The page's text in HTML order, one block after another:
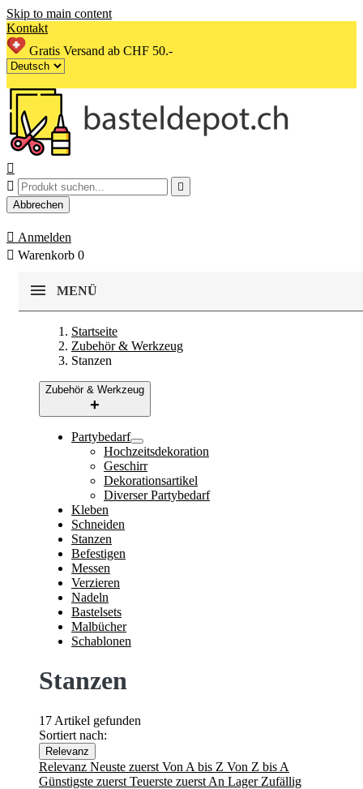
Skip to main content
Kontakt
Gratis Versand ab CHF 50.-



Abbrechen
 Anmelden
 Warenkorb 0
MENÜ
Startseite
Zubehör & Werkzeug
Stanzen
Zubehör & Werkzeug
Partybedarf
Hochzeitsdekoration
Geschirr
Dekorationsartikel
Diverser Partybedarf
Kleben
Schneiden
Stanzen
Befestigen
Messen
Verzieren
Nadeln
Bastelsets
Malbücher
Schablonen
Stanzen
17 Artikel gefunden
Sortiert nach:
Relevanz
Relevanz Neuste zuerst Von A bis Z Von Z bis A
Günstigste zuerst Teuerste zuerst An Lager Zufällig